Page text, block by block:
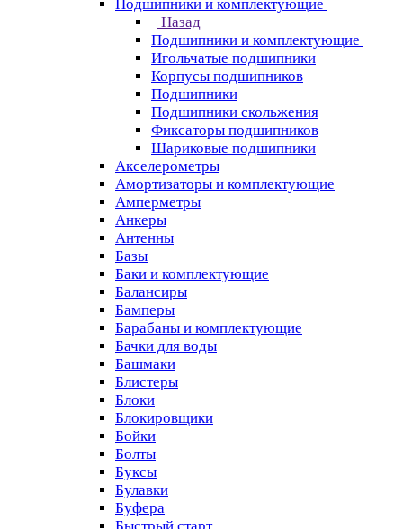
Подшипники и комплектующие
Назад
Подшипники и комплектующие
Игольчатые подшипники
Корпусы подшипников
Подшипники
Подшипники скольжения
Фиксаторы подшипников
Шариковые подшипники
Акселерометры
Амортизаторы и комплектующие
Амперметры
Анкеры
Антенны
Базы
Баки и комплектующие
Балансиры
Бамперы
Барабаны и комплектующие
Бачки для воды
Башмаки
Блистеры
Блоки
Блокировщики
Бойки
Болты
Буксы
Булавки
Буфера